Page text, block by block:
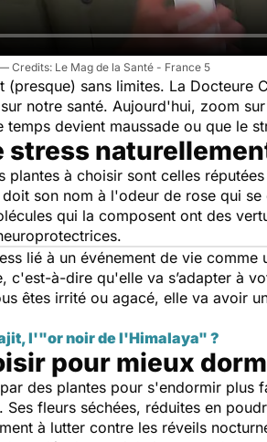
Le Mag de la Santé - France 5
(presque) sans limites. La Docteure
notre santé. Aujourd'hui, zoom
devient maussade ou que le
stress
plantes à choisir sont celles
son nom à l'odeur de rose qui
qui la composent ont des
lié à un événement de vie
c'est-à-dire qu'elle va s’adapter à
êtes irrité ou agacé, elle va avoir
l'"or noir de l'Himalaya" ?
pour mieux
des plantes pour s'endormir plus
fleurs séchées, réduites en
à lutter contre les réveils